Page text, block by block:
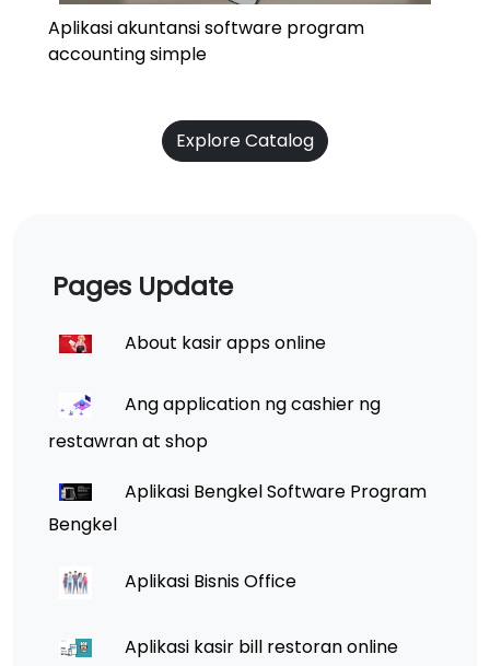
Aplikasi akuntansi software program
accounting simple
Explore Catalog
Pages Update
About kasir apps online
Ang application ng cashier ng
restawran at shop
Aplikasi Bengkel Software Program
Bengkel
Aplikasi Bisnis Office
Aplikasi kasir bill restoran online